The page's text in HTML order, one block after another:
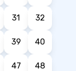
31 32
39 40
47 48